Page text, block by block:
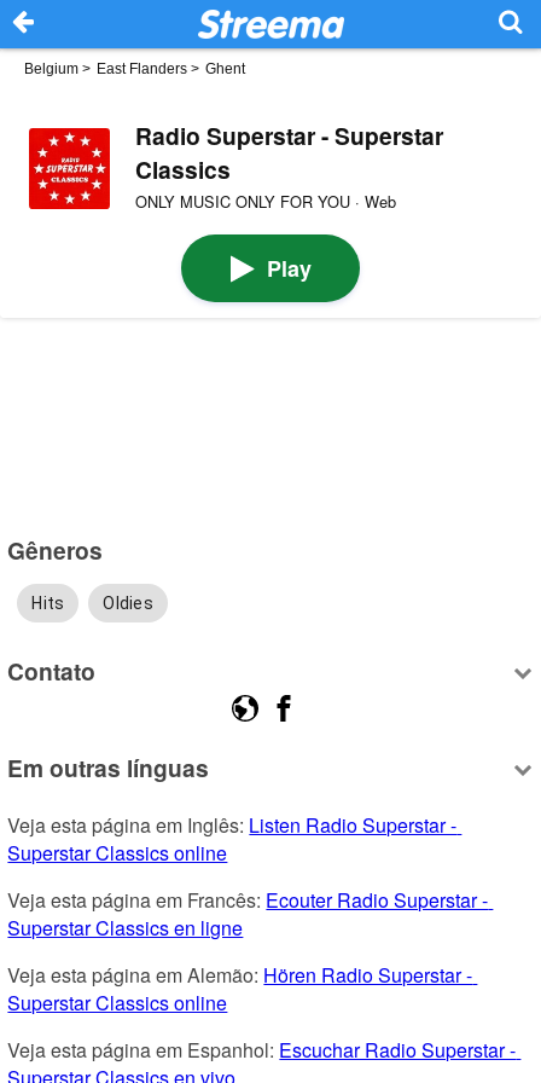
Belgium > East Flanders > Ghent
Radio Superstar - Superstar
Classics
ONLY MUSIC ONLY FOR YOU · Web
Play
Gêneros
Hits Oldies
Contato
Em outras línguas
Veja esta página em Inglês: Listen Radio Superstar -
Superstar Classics online
Veja esta página em Francês: Ecouter Radio Superstar -
Superstar Classics en ligne
Veja esta página em Alemão: Hören Radio Superstar -
Superstar Classics online
Veja esta página em Espanhol: Escuchar Radio Superstar -
Superstar Classics en vivo